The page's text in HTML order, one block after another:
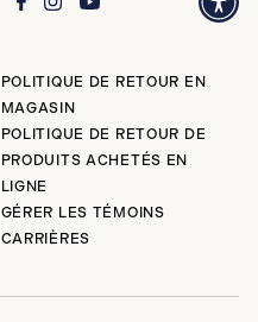
POLITIQUE DE RETOUR EN
MAGASIN
POLITIQUE DE RETOUR DE
PRODUITS ACHETÉS EN
LIGNE
GÉRER LES TÉMOINS
CARRIÈRES